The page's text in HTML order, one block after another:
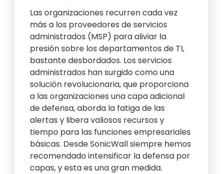
Las organizaciones recurren cada vez
más a los proveedores de servicios
administrados (MSP) para aliviar la
presión sobre los departamentos de TI,
bastante desbordados. Los servicios
administrados han surgido como una
solución revolucionaria, que proporciona
a las organizaciones una capa adicional
de defensa, aborda la fatiga de las
alertas y libera valiosos recursos y
tiempo para las funciones empresariales
básicas. Desde SonicWall siempre hemos
recomendado intensificar la defensa por
capas, y esta es una gran medida.